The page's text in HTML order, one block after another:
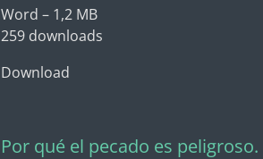
Word – 1,2 MB
259 downloads
Download
Por qué el pecado es peligroso.